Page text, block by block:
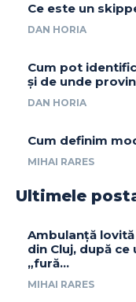
Ce este un
DAN HORIA
Cum pot
și de unde
DAN HORIA
Cum definim
MIHAI RARES
Ultimele
Ambulanță
din Cluj, după
„fură…
MIHAI RARES